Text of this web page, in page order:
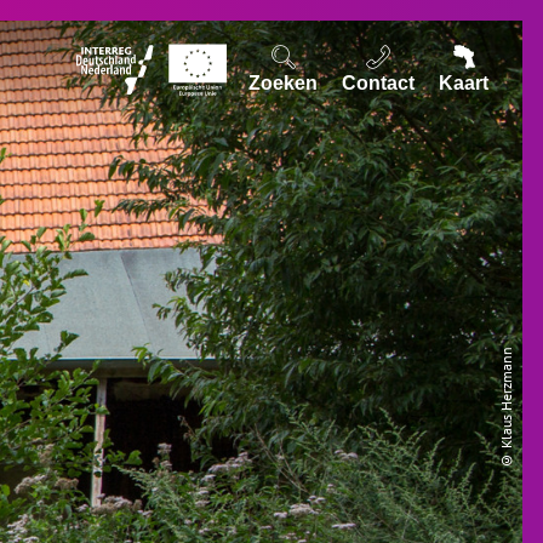
Zoeken Contact Kaart
© Klaus Herzmann